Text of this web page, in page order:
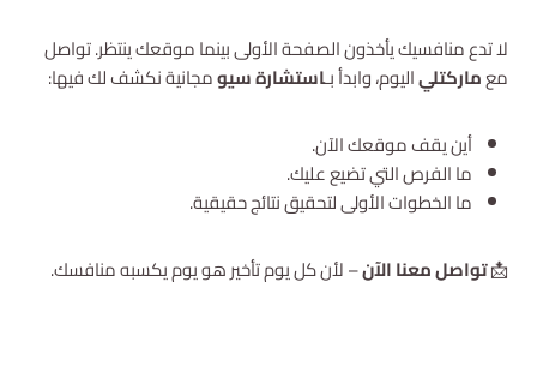
لا تدع منافسيك يأخذون الصفحة الأولى بينما موقعك ينتظر. تواصل
معماركتلياليوم، وابدأ بـاستشارة سيومجانية نكشف لك فيها:
أين يقف موقعك الآن.
ما الفرص التي تضيع عليك.
ما الخطوات الأولى لتحقيق نتائج حقيقية.
📩تواصل معنا الآن– لأن كل يوم تأخير هو يوم يكسبه منافسك.